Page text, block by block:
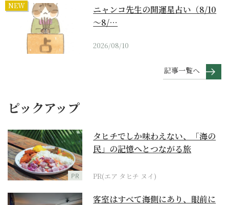
NEW
ニャンコ先生の開運星占い（8/10
～8/…
2026/08/10
記事一覧へ
ピックアップ
PR
タヒチでしか味わえない、「海の
民」の記憶へとつながる旅
PR(エア タヒチ ヌイ)
客室はすべて海側にあり、眼前に